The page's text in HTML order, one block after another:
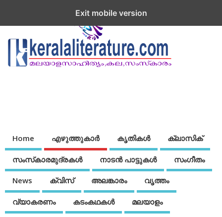
Home എഴുത്തുകാര്‍ കൃതികൾ ക്ലാസിക്
സംസ്‌കാരമുദ്രകള്‍ നാടന്‍ പാട്ടുകള്‍ സംഗീതം
News ക്വിസ് അലങ്കാരം വൃത്തം
വ്യാകരണം കടംകഥകള്‍ മലയാളം
Exit mobile version